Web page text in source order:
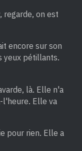
regarde, on est
encore sur son
yeux pétillants.
là. Elle n'a
l'heure. Elle va
pour rien. Elle a